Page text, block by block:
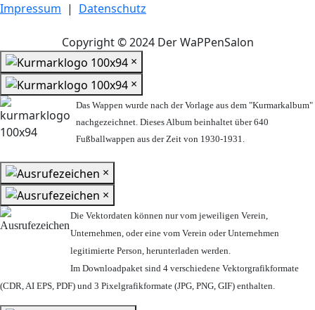
Impressum | Datenschutz
Copyright © 2024 Der WaPPenSalon
×
×
Das Wappen wurde nach der Vorlage aus dem "Kurmarkalbum"
nachgezeichnet. Dieses Album beinhaltet über 640
Fußballwappen aus der Zeit von 1930-1931.
×
×
Die Vektordaten können nur vom jeweiligen Verein,
Unternehmen, oder eine vom Verein oder Unternehmen
legitimierte Person, herunterladen werden.
Im Downloadpaket sind 4 verschiedene Vektorgrafikformate
(CDR, AI EPS, PDF) und 3 Pixelgrafikformate (JPG, PNG, GIF) enthalten.